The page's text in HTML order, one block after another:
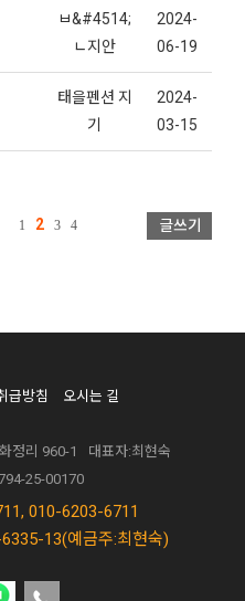
ㅂ&#4514;
ㄴ지안
2024-
06-19
태을펜션 지
기
2024-
03-15
1 2 3 4
급방침 오시는 길
정리 960-1
대표자:최현숙
25-00170
010-6203-6711
13(예금주:최현숙)